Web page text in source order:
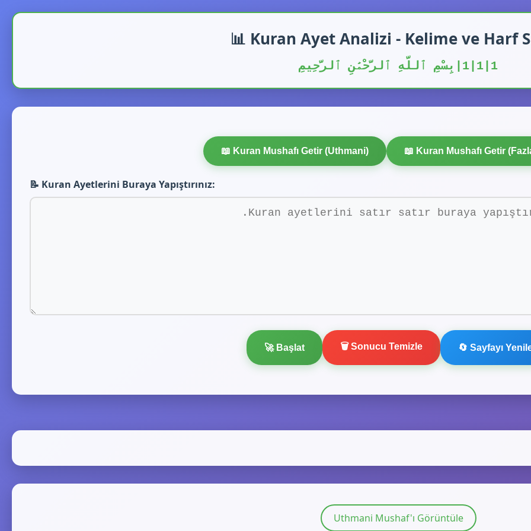
📊 Kuran Ayet Analizi - Kelime ve Harf
1|1|1|بِسْمِ ٱللَّهِ ٱلرَّحْمَٰنِ ٱلرَّحِيمِ
📖 Kuran Mushafı Getir (Uthmani) 📖 Kuran Mushafı Getir
📝 Kuran Ayetlerini Buraya Yapıştırınız:
🚀 Başlat 🗑️ Sonucu Temizle 🔄 Sayfayı
Uthmani Mushaf'ı Görüntüle